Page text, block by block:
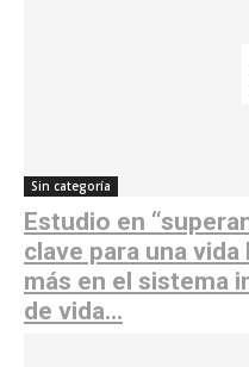
Sin categoría
Estudio en
clave para una
más en el sistema
de vida...